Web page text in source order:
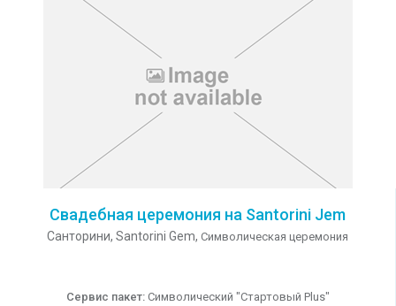
Свадебная церемония на Santorini Jem
Санторини, Santorini Gem, Символическая церемония
Сервис пакет: Символический "Стартовый Plus"